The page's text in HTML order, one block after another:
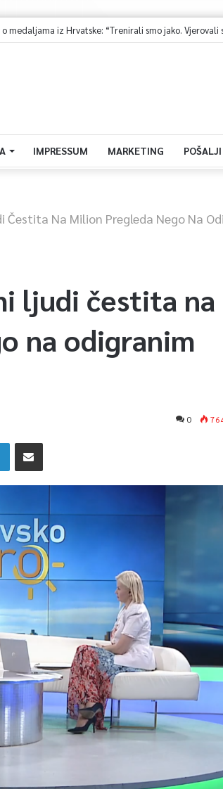
IMPRESSUM MARKETING
Čestita Na Milion Pregleda Nego Na
ljudi čestita na
na odigranim
0